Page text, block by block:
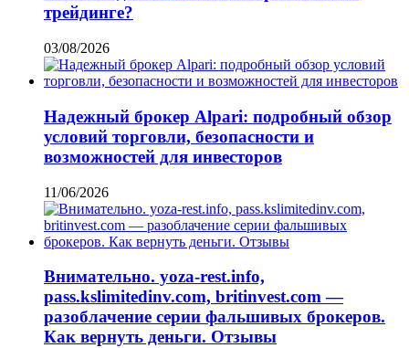
трейдинге?
03/08/2026
Надежный брокер Alpari: подробный обзор
условий торговли, безопасности и
возможностей для инвесторов
11/06/2026
Внимательно. yoza-rest.info,
pass.kslimitedinv.com, britinvest.com —
разоблачение серии фальшивых брокеров.
Как вернуть деньги. Отзывы